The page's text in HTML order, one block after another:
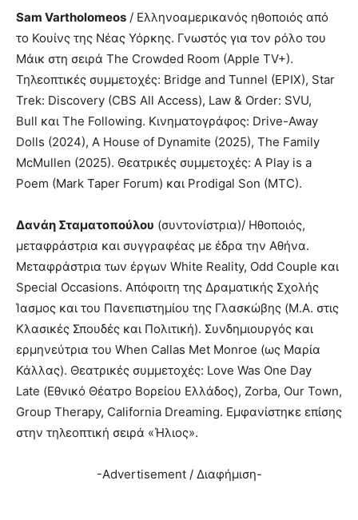
Sam Vartholomeos / Ελληνοαμερικανός ηθοποιός από
το Κουίνς της Νέας Υόρκης. Γνωστός για τον ρόλο του
Μάικ στη σειρά The Crowded Room (Apple TV+).
Τηλεοπτικές συμμετοχές: Bridge and Tunnel (EPIX), Star
Trek: Discovery (CBS All Access), Law & Order: SVU,
Bull και The Following. Κινηματογράφος: Drive-Away
Dolls (2024), A House of Dynamite (2025), The Family
McMullen (2025). Θεατρικές συμμετοχές: A Play is a
Poem (Mark Taper Forum) και Prodigal Son (MTC).
Δανάη Σταματοπούλου (συντονίστρια)/ Ηθοποιός,
μεταφράστρια και συγγραφέας με έδρα την Αθήνα.
Μεταφράστρια των έργων White Reality, Odd Couple και
Special Occasions. Απόφοιτη της Δραματικής Σχολής
Ίασμος και του Πανεπιστημίου της Γλασκώβης (M.A. στις
Κλασικές Σπουδές και Πολιτική). Συνδημιουργός και
ερμηνεύτρια του When Callas Met Monroe (ως Μαρία
Κάλλας). Θεατρικές συμμετοχές: Love Was One Day
Late (Εθνικό Θέατρο Βορείου Ελλάδος), Zorba, Our Town,
Group Therapy, California Dreaming. Εμφανίστηκε επίσης
στην τηλεοπτική σειρά «Ήλιος».
-Advertisement / Διαφήμιση-